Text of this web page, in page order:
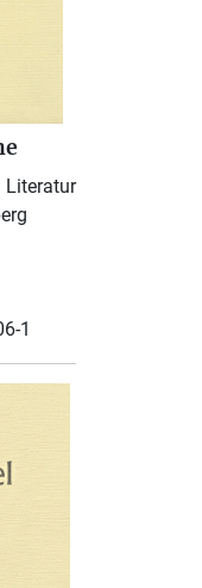
Literatur
1